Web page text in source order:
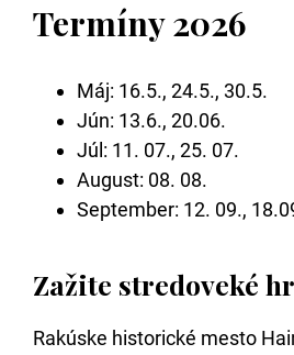
Termíny 2026
Máj: 16.5., 24.5., 30.5.
Jún: 13.6., 20.06.
Júl: 11. 07., 25. 07.
August: 08. 08.
September: 12. 09.,
Zažite stredoveké
Rakúske historické mesto